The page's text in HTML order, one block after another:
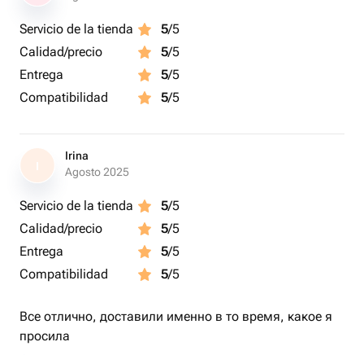
Servicio de la tienda 5/5
Calidad/precio
5/5
Entrega
5/5
Compatibilidad
5/5
I
Irina
Agosto 2025
Servicio de la tienda 5/5
Calidad/precio
5/5
Entrega
5/5
Compatibilidad
5/5
Все отлично, доставили именно в то время, какое я
просила